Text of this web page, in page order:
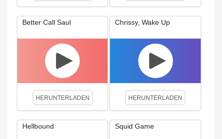
Better Call Saul
HERUNTERLADEN
Chrissy, Wake Up
HERUNTERLADEN
Hellbound Squid Game